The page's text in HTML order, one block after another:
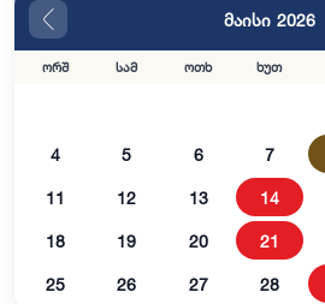
მაისი 2026
ორშ სამ ოთხ ხუთ
4 5 6 7
11 12 13 14
18 19 20 21
25 26 27 28